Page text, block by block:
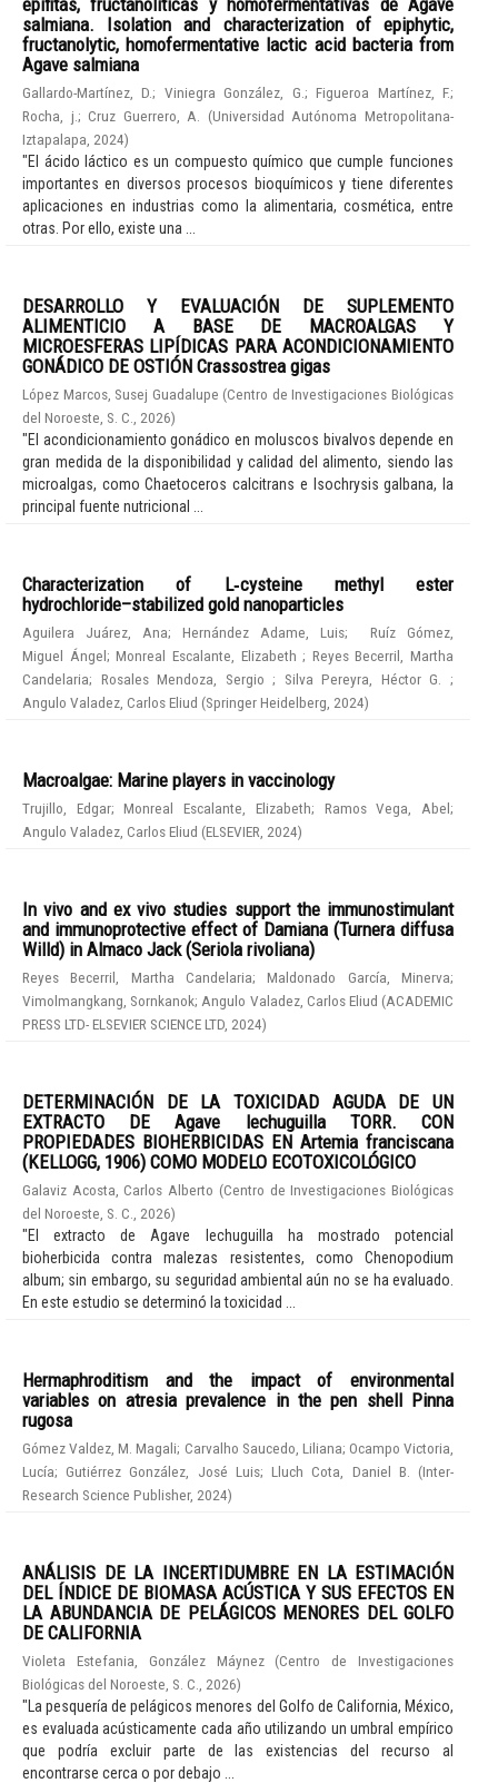
salmiana. Isolation and characterization of epiphytic,
fructanolytic, homofermentative lactic acid bacteria from
Agave salmiana
Gallardo-Martínez, D.; Viniegra González, G. ;Figueroa Martínez, F.;
Rocha, j. ;Cruz Guerrero, A. (Universidad Autónoma Metropolitana-
Iztapalapa 2024)
"El ácido láctico es un compuesto químico que cumple funciones
importantes en diversos procesos bioquímicos y tiene diferentes
aplicaciones en industrias como la alimentaria, cosmética, entre
otras. Por ello, existe una ...
DESARROLLO Y EVALUACIÓN DE SUPLEMENTO
ALIMENTICIO A BASE DE MACROALGAS Y
MICROESFERAS LIPÍDICAS PARA ACONDICIONAMIENTO
GONÁDICO DE OSTIÓN Crassostrea gigas
López Marcos, Susej Guadalupe (Centro de Investigaciones Biológicas
del Noroeste, S. C.
2026)
"El acondicionamiento gonádico en moluscos bivalvos depende en
gran medida de la disponibilidad y calidad del alimento, siendo las
microalgas, como Chaetoceros calcitrans e Isochrysis galbana, la
principal fuente nutricional ...
Characterization of L‑cysteine methyl ester
hydrochloride–stabilized gold nanoparticles
Aguilera Juárez, Ana; Hernández Adame, Luis;
Ruíz Gómez,
Miguel Ángel;Monreal Escalante, Elizabeth; Reyes Becerril, Martha
Candelaria; Rosales Mendoza, Sergio; Silva Pereyra, Héctor G.;
Angulo Valadez, Carlos Eliud (Springer Heidelberg 2024)
Macroalgae: Marine players in vaccinology
Trujillo, Edgar;Monreal Escalante, Elizabeth; Ramos Vega, Abel;
Angulo Valadez, Carlos Eliud (ELSEVIER 2024)
In vivo and ex vivo studies support the immunostimulant
and immunoprotective effect of Damiana (Turnera diffusa
Willd) in Almaco Jack (Seriola rivoliana)
Reyes Becerril, Martha Candelaria;Maldonado García, Minerva;
Vimolmangkang, Sornkanok; Angulo Valadez, Carlos Eliud (ACADEMIC
PRESS LTD- ELSEVIER SCIENCE LTD 2024)
DETERMINACIÓN DE LA TOXICIDAD AGUDA DE UN
EXTRACTO DE Agave lechuguilla TORR. CON
PROPIEDADES BIOHERBICIDAS EN Artemia franciscana
(KELLOGG, 1906) COMO MODELO ECOTOXICOLÓGICO
Galaviz Acosta, Carlos Alberto (Centro de Investigaciones Biológicas
del Noroeste, S. C.
2026)
"El extracto de Agave lechuguilla ha mostrado potencial
bioherbicida contra malezas resistentes, como Chenopodium
album; sin embargo, su seguridad ambiental aún no se ha evaluado.
En este estudio se determinó la toxicidad ...
Hermaphroditism and the impact of environmental
variables on atresia prevalence in the pen shell Pinna
rugosa
Gómez Valdez, M. Magali; Carvalho Saucedo, Liliana; Ocampo Victoria,
Lucía;Gutiérrez González, José Luis;Lluch Cota, Daniel B. (Inter-
Research Science Publisher, 2024)
ANÁLISIS DE LA INCERTIDUMBRE EN LA ESTIMACIÓN
DEL ÍNDICE DE BIOMASA ACÚSTICA Y SUS EFECTOS EN
LA ABUNDANCIA DE PELÁGICOS MENORES DEL GOLFO
DE CALIFORNIA
Violeta Estefania, González Máynez (Centro de Investigaciones
Biológicas del Noroeste, S. C.
2026)
"La pesquería de pelágicos menores del Golfo de California, México,
es evaluada acústicamente cada año utilizando un umbral empírico
que podría excluir parte de las existencias del recurso al
encontrarse cerca o por debajo ...